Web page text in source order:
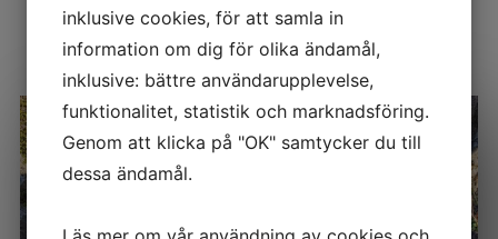
inklusive cookies, för att samla in
information om dig för olika ändamål,
inklusive: bättre användarupplevelse,
funktionalitet, statistik och marknadsföring.
Genom att klicka på "OK" samtycker du till
dessa ändamål.